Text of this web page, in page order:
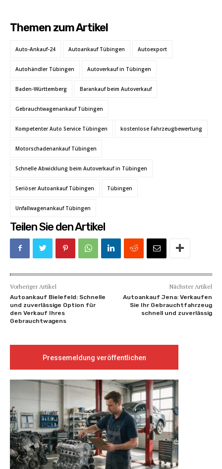
Themen zum Artikel
Auto-Ankauf-24 Autoankauf Tübingen Autoexport
Autohändler Tübingen Autoverkauf in Tübingen
Baden-Württemberg Barankauf beim Autoverkauf
Gebrauchtwagenankauf Tübingen
Kompetenter Auto Service Tübingen kostenlose Fahrzeugbewertung
Motorschadenankauf Tübingen
Schnelle Abwicklung beim Autoverkauf in Tübingen
Seriöser Autoankauf Tübingen Tübingen
Unfallwagenankauf Tübingen
Teilen Sie den Artikel
Vorheriger Artikel
Autoankauf Bielefeld: Schnelle
und zuverlässige Option für
den Verkauf Ihres
Gebrauchtwagens
Nächster Artikel
Autoankauf Jena: Verkaufen
Sie Ihr Gebrauchtfahrzeug
schnell und zuverlässig
Pressemeldung veröffentlichen